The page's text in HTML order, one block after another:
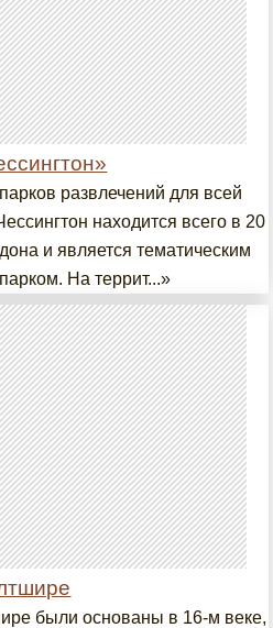
развлечений для всей
находится всего в 20
и является тематическим
На террит...»
были основаны в 16-м веке,